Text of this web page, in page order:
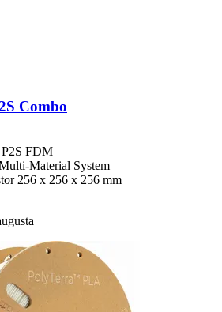
Combo
FDM
Material System
256 x 256 x 256 mm